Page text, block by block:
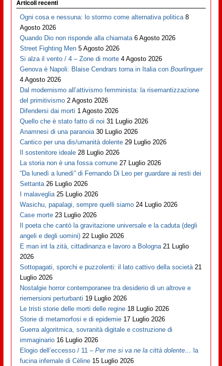
Articoli recenti
Ogni cosa e nessuna: lo stormo come alternativa politica 8
Agosto 2026
Quando Dio non risponde alla chiamata 6 Agosto 2026
Street Fighting Men 5 Agosto 2026
Si alza il vento / 4 – Zone di morte 4 Agosto 2026
Genova è Napoli: Blaise Cendrars torna in Italia conBourlinguer
4 Agosto 2026
Dal modernismo all’attivismo femminista: la risemantizzazione
del primitivismo 2 Agosto 2026
Difendersi dai morti 1 Agosto 2026
Quello che è stato fatto di noi 31 Luglio 2026
Anamnesi di una paranoia 30 Luglio 2026
Cantico per una dis/umanità dolente 29 Luglio 2026
Il sostenitore ideale 28 Luglio 2026
La storia non è una fossa comune 27 Luglio 2026
“Da lunedì a lunedì” di Fernando Di Leo per guardare ai resti dei
Settanta 26 Luglio 2026
I malaveglia 25 Luglio 2026
Wasichu, papalagi, sempre quelli siamo 24 Luglio 2026
Case morte 23 Luglio 2026
Il poeta che cantò la gravitazione universale e la caduta (degli
angeli e degli uomini) 22 Luglio 2026
E man int la zità, cittadinanza e lavoro a Bologna 21 Luglio
2026
Sottopagati, sporchi e puzzolenti: il lato cattivo della società 21
Luglio 2026
Nostalgie horror contemporanee tra desiderio di un altrove e
riemersioni perturbanti 19 Luglio 2026
Le tristi storie delle morti delle regine 18 Luglio 2026
Storie di metamorfosi e di epidemie 17 Luglio 2026
Guerra algoritmica, sovranità digitale e costruzione di
immaginario 16 Luglio 2026
Elogio dell’eccesso / 11 –Per me si va ne la città dolente… la
fucina infernale di Cèline 15 Luglio 2026